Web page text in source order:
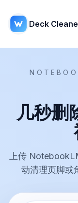
Deck
几秒删
上传
动清理页脚或